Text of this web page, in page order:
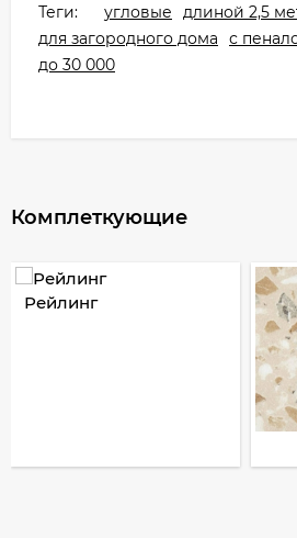
Теги: угловые
длиной 2,5
для загородного дома
с
до 30 000
Комплеткующие
Рейлинг